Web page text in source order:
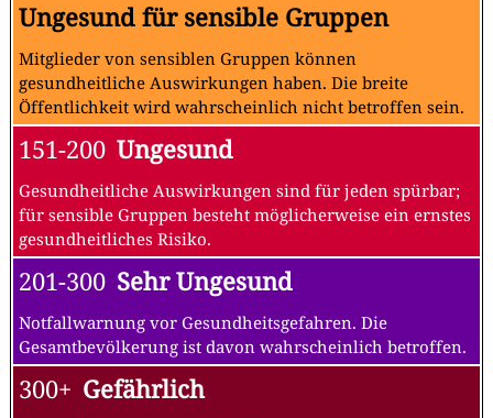
Ungesund für sensible Gruppen
Mitglieder von sensiblen Gruppen können
gesundheitliche Auswirkungen haben. Die breite
Öffentlichkeit wird wahrscheinlich nicht betroffen sein.
151-200 Ungesund
Gesundheitliche Auswirkungen sind für jeden spürbar;
für sensible Gruppen besteht möglicherweise ein ernstes
gesundheitliches Risiko.
201-300 Sehr Ungesund
Notfallwarnung vor Gesundheitsgefahren. Die
Gesamtbevölkerung ist davon wahrscheinlich betroffen.
300+ Gefährlich